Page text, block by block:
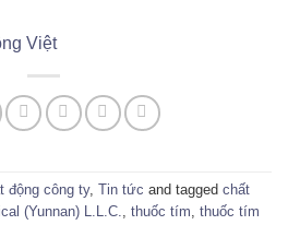
Việt
động công ty, Tin tức and tagged chất
(Yunnan) L.L.C., thuốc tím, thuốc tím